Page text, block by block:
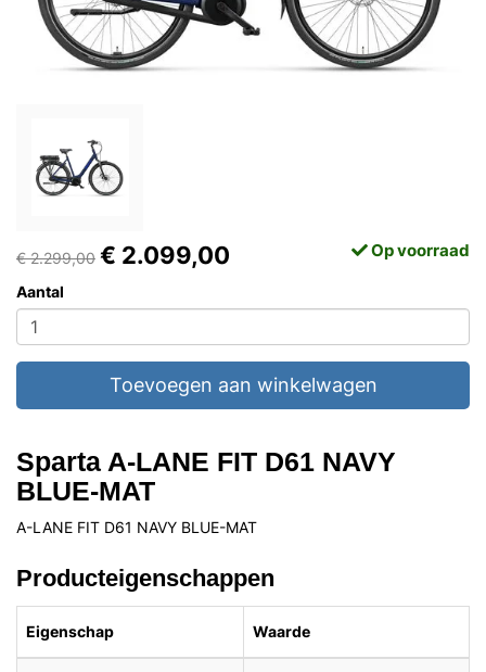
€ 2.299,00 € 2.099,00 Op voorraad
Aantal
Toevoegen aan winkelwagen
Sparta A-LANE FIT D61 NAVY
BLUE-MAT
A-LANE FIT D61 NAVY BLUE-MAT
Producteigenschappen
Eigenschap Waarde